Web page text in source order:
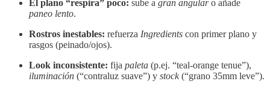
El plano “respira” poco: sube a gran angularo añade
paneo lento.
Rostros inestables: refuerza Ingredients con primer plano y
rasgos (peinado/ojos).
Look inconsistente: fija paleta (p.ej. “teal-orange tenue”),
iluminación (“contraluz suave”) y stock(“grano 35mm leve”).